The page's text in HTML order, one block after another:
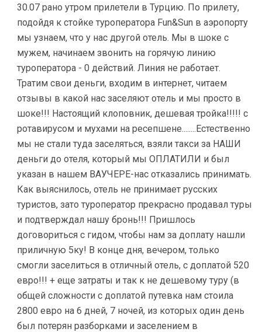
30.07 рано утром прилетели в Турцию. По прилету,
подойдя к стойке туроператора Fun&Sun в аэропорту
мы узнаем, что у нас другой отель. Мы в шоке с
мужем, начинаем звонить на горячую линию
туроператора - 0 действий. Линия не работает.
Тратим свои деньги, входим в интернет, читаем
отзывы в какой нас заселяют отель и мы просто в
шоке!!! Настоящий клоповник, дешевая тройка!!!!! с
ротавирусом и мухами на ресепшене........Естественно
мы не стали туда заселяться, взяли такси за НАШИ
деньги до отеля, который мы ОПЛАТИЛИ и был
указан в нашем ВАУЧЕРЕ-нас отказались принимать.
Как выяснилось, отель не принимает русских
туристов, зато туроператор прекрасно продавал туры
и подтверждал нашу бронь!!! Пришлось
договориться с гидом, чтобы нам за доплату нашли
приличную 5ку! В конце дня, вечером, только
смогли заселиться в отличный отель, с доплатой 520
евро!!! + еще затраты и так к не дешевому туру (в
общей сложности с доплатой путевка нам стоила
2800 евро на 6 дней, 7 ночей, из которых один день
был потерян разборками и заселением в